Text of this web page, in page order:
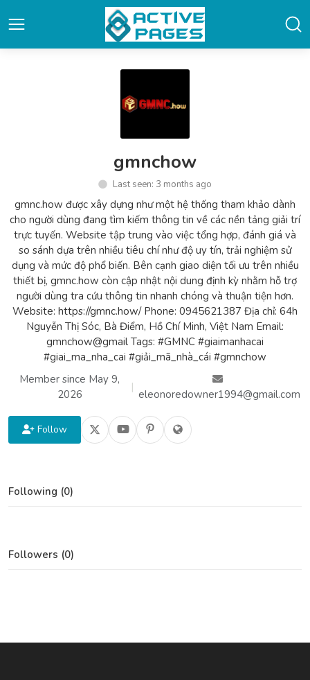
gmnchow
Last seen: 3 months ago
gmnc.how được xây dựng như một hệ thống tham khảo dành
cho người dùng đang tìm kiếm thông tin về các nền tảng giải trí
trực tuyến. Website tập trung vào việc tổng hợp, đánh giá và
so sánh dựa trên nhiều tiêu chí như độ uy tín, trải nghiệm sử
dụng và mức độ phổ biến. Bên cạnh giao diện tối ưu trên nhiều
thiết bị, gmnc.how còn cập nhật nội dung định kỳ nhằm hỗ trợ
người dùng tra cứu thông tin nhanh chóng và thuận tiện hơn.
Website: https://gmnc.how/ Phone: 0945621387 Địa chỉ: 64h
Nguyễn Thị Sóc, Bà Điểm, Hồ Chí Minh, Việt Nam Email:
gmnchow@gmail Tags: #GMNC #giaimanhacai
#giai_ma_nha_cai #giải_mã_nhà_cái #gmnchow
Member since May 9,
2026
|
eleonoredowner1994@gmail.com
Follow
Following (0)
Followers (0)